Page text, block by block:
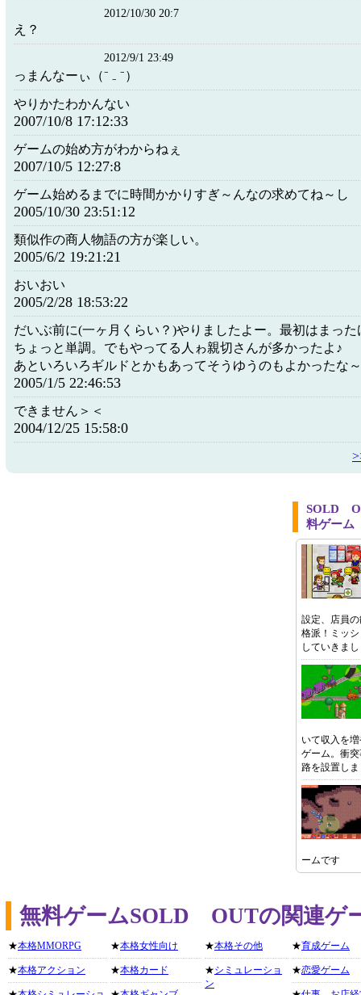
2012/10/30 20:7
え？
2012/9/1 23:49
っまんなーぃ（⁻ ₋ ⁻）
やりかたわかんない
2007/10/8 17:12:33
ゲームの始め方がわからねぇ
2007/10/5 12:27:8
ゲーム始めるまでに時間かかりすぎ～んなの求めてね～し
2005/10/30 23:51:12
類似作の商人物語の方が楽しい。
2005/6/2 19:21:21
おいおい
2005/2/28 18:53:22
だいぶ前に(一ヶ月くらい？)やりましたよー。最初はまっ
ちょっと単調。でもやってる人ゎ親切さんが多かったよ♪
あといろいろギルドとかもあってそうゆうのもよかったな
2005/1/5 22:46:53
できません＞＜
2004/12/25 15:58:0
SOLD
料ゲーム
設定、店員
格派！ミッ
していきま
いて収入を
ゲーム。衝
路を設置し
ームです
無料ゲームSOLD OUTの関連ゲ
★本格MMORPG
★本格アクション
★本格女性向け
★本格カード
★本格その他
★シミュレーショ
ン
★育成ゲーム
★恋愛ゲーム